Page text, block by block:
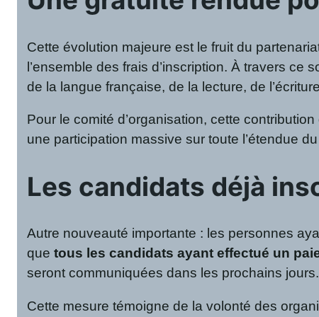
Cette évolution majeure est le fruit du
l’ensemble des frais d’inscription. À travers
de la langue française, de la lecture, de
Pour le comité d’organisation, cette
une participation massive sur toute l’étendue
Les candidats déjà
Autre nouveauté importante : les personnes
quetous les candidats ayant effectué un
seront communiquées dans les prochains jours.
Cette mesure témoigne de la volonté des